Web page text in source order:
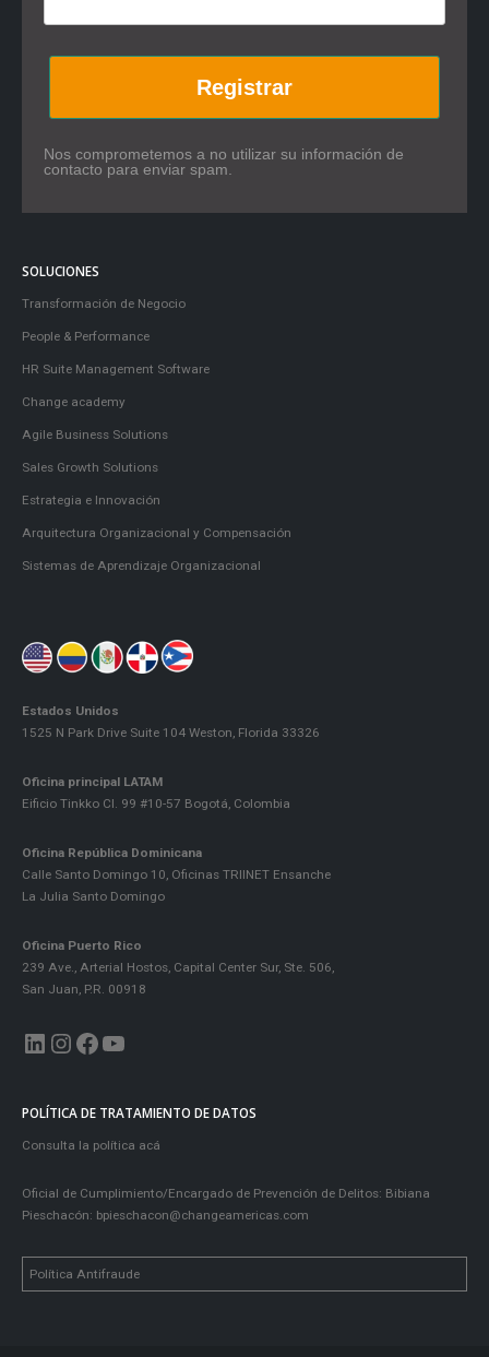
Registrar
Nos comprometemos a no utilizar su información de
contacto para enviar spam.
SOLUCIONES
Transformación de Negocio
People & Performance
HR Suite Management Software
Change academy
Agile Business Solutions
Sales Growth Solutions
Estrategia e Innovación
Arquitectura Organizacional y Compensación
Sistemas de Aprendizaje Organizacional
Estados Unidos
1525 N Park Drive Suite 104 Weston, Florida 33326
Oficina principal LATAM
Eificio Tinkko Cl. 99 #10-57 Bogotá, Colombia
Oficina República Dominicana
Calle Santo Domingo 10, Oficinas TRIINET Ensanche
La Julia Santo Domingo
Oficina Puerto Rico
239 Ave., Arterial Hostos, Capital Center Sur, Ste. 506,
San Juan, P.R. 00918
LinkedIn InstagramFacebook YouTube
POLÍTICA DE TRATAMIENTO DE DATOS
Consulta la política acá
Oficial de Cumplimiento/Encargado de Prevención de Delitos: Bibiana
Pieschacón: bpieschacon@changeamericas.com
Política Antifraude